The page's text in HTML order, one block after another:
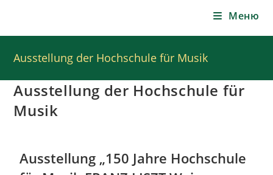
Меню
Ausstellung der Hochschule für Musik
Ausstellung der Hochschule für
Musik
Ausstellung „150 Jahre Hochschule